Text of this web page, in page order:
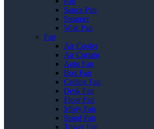
Sauce Pan
Steamer
Wok Pan
Fan
Air Cooler
Air Curtain
Auto Fan
Box Fan
Ceiling Fan
Desk Fan
Floor Fan
Misty Fan
Stand Fan
Tower Fan